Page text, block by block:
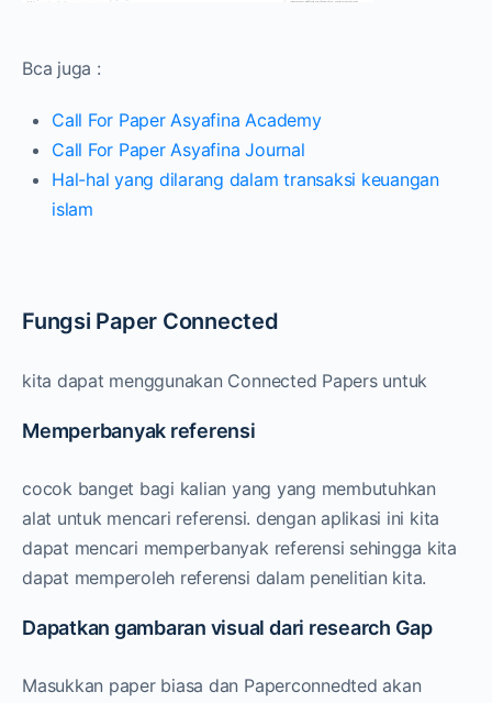
Bca juga :
Call For Paper Asyafina Academy
Call For Paper Asyafina Journal
Hal-hal yang dilarang dalam transaksi keuangan
islam
Fungsi Paper Connected
kita dapat menggunakan Connected Papers untuk
Memperbanyak referensi
cocok banget bagi kalian yang yang membutuhkan
alat untuk mencari referensi. dengan aplikasi ini kita
dapat mencari memperbanyak referensi sehingga kita
dapat memperoleh referensi dalam penelitian kita.
Dapatkan gambaran visual dari research Gap
Masukkan paper biasa dan Paperconnedted akan